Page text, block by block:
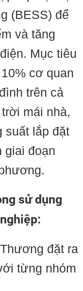
(BESS) để
và tăng
Mục tiêu
cơ quan
trên cả
mái nhà,
suất lắp đặt
giai đoạn
sử dụng
đặt ra
từng nhóm